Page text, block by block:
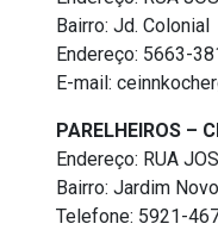
Bairro: Jd. Colonial
Endereço: 5663-
E-mail:
PARELHEIROS –
Endereço: RUA
Bairro: Jardim
Telefone: 5921-